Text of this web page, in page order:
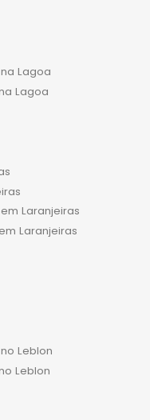
cheio
o
o
a
de
um
Lagoa
Lagoa
Laranjeiras
Laranjeiras
Leblon
Leblon